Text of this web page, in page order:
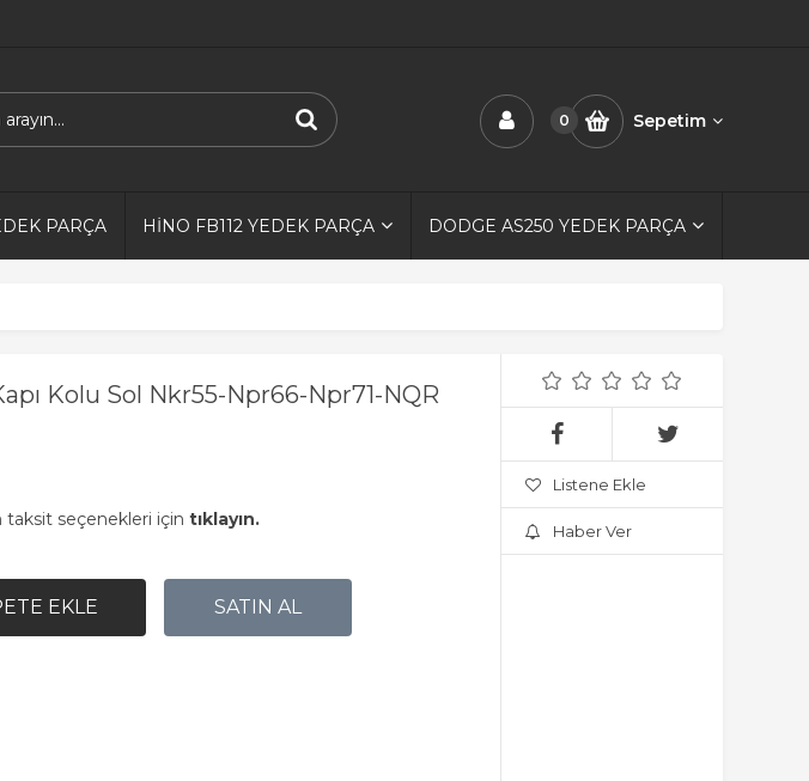
0 Sepetim
PARÇA HİNO FB112 YEDEK PARÇA DODGE AS250 YEDEK PARÇA
Kolu Sol Nkr55-Npr66-Npr71-NQR
taksit seçenekleri için tıklayın.
Listene Ekle
Haber Ver